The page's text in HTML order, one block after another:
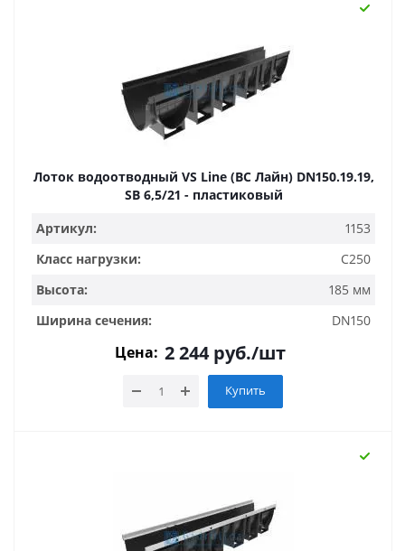
Лоток водоотводный VS Line (ВС Лайн) DN150.19.19,
SB 6,5/21 - пластиковый
Артикул:
1153
Класс нагрузки:
C250
Высота:
185 мм
Ширина сечения:
DN150
Цена: 2 244руб./шт
Купить